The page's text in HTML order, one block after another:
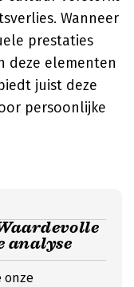
Wanneer
prestaties
deze elementen
juist deze
persoonlijke
analyse
onze